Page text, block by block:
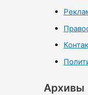
Архивы